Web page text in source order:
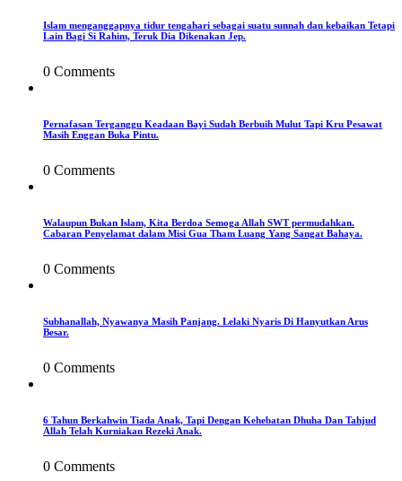
Islam menganggapnya tidur tengahari sebagai suatu sunnah dan kebaikan Tetapi
Lain Bagi Si Rahim, Teruk Dia Dikenakan Jep.
0 Comments
Pernafasan Terganggu Keadaan Bayi Sudah Berbuih Mulut Tapi Kru Pesawat
Masih Enggan Buka Pintu.
0 Comments
Walaupun Bukan Islam, Kita Berdoa Semoga Allah SWT permudahkan.
Cabaran Penyelamat dalam Misi Gua Tham Luang Yang Sangat Bahaya.
0 Comments
Subhanallah, Nyawanya Masih Panjang. Lelaki Nyaris Di Hanyutkan Arus
Besar.
0 Comments
6 Tahun Berkahwin Tiada Anak, Tapi Dengan Kehebatan Dhuha Dan Tahjud
Allah Telah Kurniakan Rezeki Anak.
0 Comments